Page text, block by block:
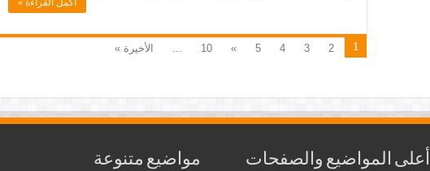
أكمل القراءة »
1
2
3
4
5
»
10
... الأخيرة »
أعلى المواضيع والصفحات مواضيع متنوعة